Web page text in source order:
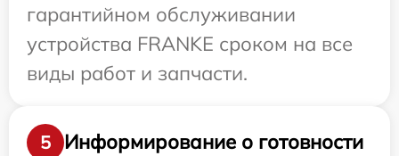
гарантийном обслуживании
устройства FRANKE сроком на все
виды работ и запчасти.
5
Информирование о готовности